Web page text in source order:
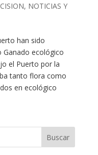
, NOTICIAS Y
han sido
ecológico
el Puerto por la
tanto flora como
en ecológico
Buscar